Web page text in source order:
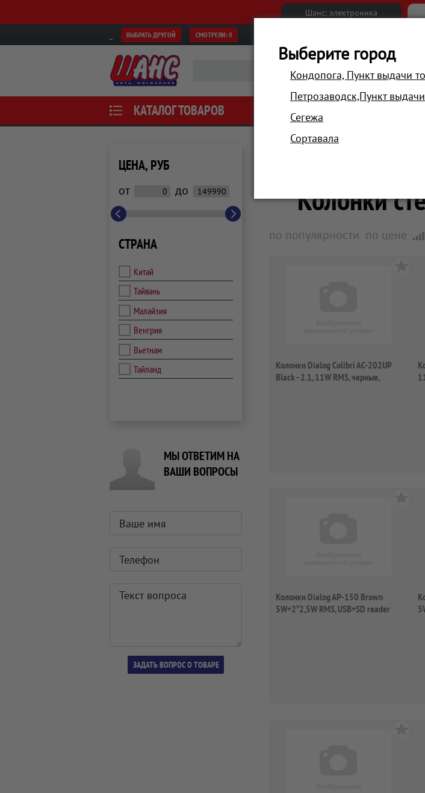
Шанс: электроника
ВЫБРАТЬ ДРУГОЙ СМОТРЕЛИ:0
КАТАЛОГ ТОВАРОВ АКЦИИ
ЦЕНА, РУБ
от до
СТРАНА
Китай
Тайвань
Малайзия
Венгрия
Вьетнам
Тайланд
МЫ ОТВЕТИМ НА
ВАШИ ВОПРОСЫ
Колонки
по популярности по цене
Колонки Dialog Colibri AC-202UP
Black - 2.1, 11W RMS, черные,
Колонки Dialog AP-150 Brown
5W+2*2,5W RMS, USB+SD reader
Выберите город
Кондопога, Пункт выдачи
Петрозаводск,Пункт
Сегежа
Сортавала